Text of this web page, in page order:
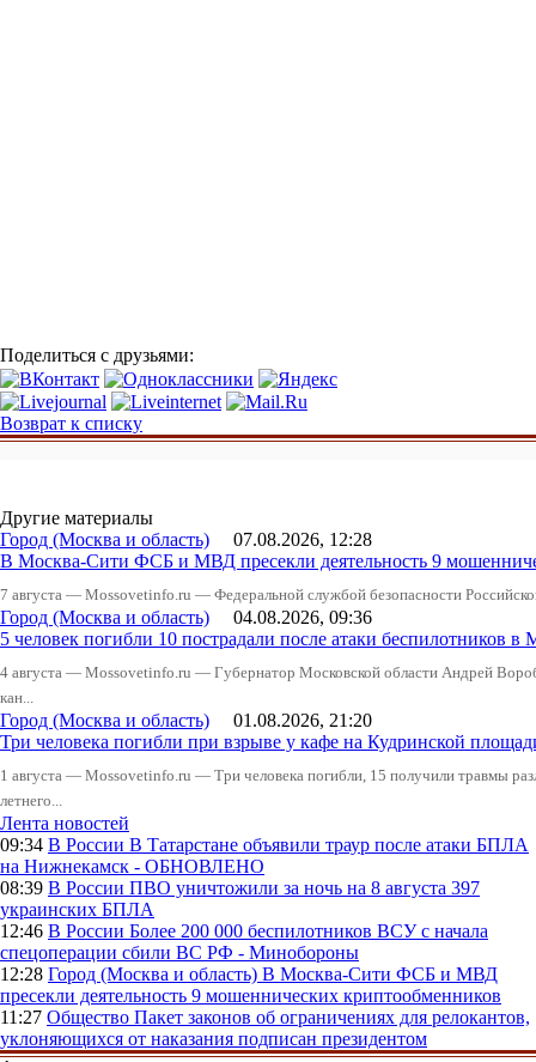
Поделиться с друзьями:
Возврат к списку
Другие материалы
Город (Москва и область) 07.08.2026, 12:28
В Москва-Сити ФСБ и МВД пресекли деятельность 9
7 августа — Mossovetinfo.ru — Федеральной службой безопасности
Город (Москва и область) 04.08.2026, 09:36
5 человек погибли 10 пострадали после атаки беспилотников в
4 августа — Mossovetinfo.ru — Губернатор Московской области Андрей
кан...
Город (Москва и область) 01.08.2026, 21:20
Три человека погибли при взрыве у кафе на Кудринской
1 августа — Mossovetinfo.ru — Три человека погибли, 15 получили травмы
летнего...
Лента новостей
09:34 В России В Татарстане объявили траур после атаки БПЛА
на Нижнекамск - ОБНОВЛЕНО
08:39 В России ПВО уничтожили за ночь на 8 августа 397
украинских БПЛА
12:46 В России Более 200 000 беспилотников ВСУ с начала
спецоперации сбили ВС РФ - Минобороны
12:28 Город (Москва и область) В Москва-Сити ФСБ и МВД
пресекли деятельность 9 мошеннических криптообменников
11:27 Общество Пакет законов об ограничениях для релокантов,
уклоняющихся от наказания подписан президентом